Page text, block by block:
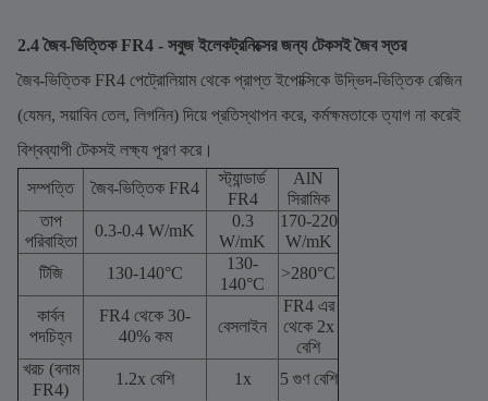
2.4 জৈব-ভিত্তিক FR4 - সবুজ ইলেকট্রনিক্সের জন্য টেকসই জৈব স্তর
জৈব-ভিত্তিক FR4 পেট্রোলিয়াম থেকে প্রাপ্ত ইপোক্সিকে উদ্ভিদ-ভিত্তিক রেজিন
(যেমন, সয়াবিন তেল, লিগনিন) দিয়ে প্রতিস্থাপন করে, কর্মক্ষমতাকে ত্যাগ না করেই
বিশ্বব্যাপী টেকসই লক্ষ্য পূরণ করে।
সম্পত্তি জৈব-ভিত্তিক FR4
স্ট্যান্ডার্ড
FR4
AlN
সিরামিক
তাপ
পরিবাহিতা
0.3-0.4 W/mK
0.3
W/mK
170-220
W/mK
টিজি
130-140°C
130-
140°C
>280°C
কার্বন
পদচিহ্ন
FR4 থেকে 30-
40% কম
বেসলাইন
FR4 এর
থেকে 2x
বেশি
খরচ (বনাম
FR4)
1.2x বেশি 1x 5 গুণ বেশি